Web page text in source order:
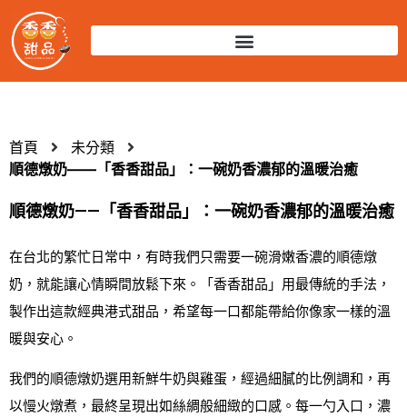
首頁
未分類
順德燉奶——「香香甜品」：一碗奶香濃郁的溫暖治癒
順德燉奶——「香香甜品」：一碗奶香濃郁的溫暖治癒
在台北的繁忙日常中，有時我們只需要一碗滑嫩香濃的順德燉
奶，就能讓心情瞬間放鬆下來。「香香甜品」用最傳統的手法，
製作出這款經典港式甜品，希望每一口都能帶給你像家一樣的溫
暖與安心。
我們的順德燉奶選用新鮮牛奶與雞蛋，經過細膩的比例調和，再
以慢火燉煮，最終呈現出如絲綢般細緻的口感。每一勺入口，濃